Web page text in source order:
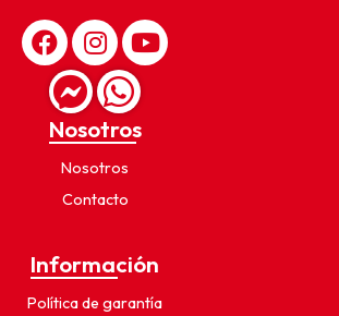
Nosotros
Nosotros
Contacto
Información
Política de garantía